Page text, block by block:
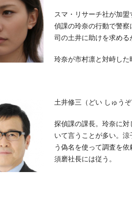
スマ・リサーチ社が加
偵課の玲奈の行動で警
司の土井に助けを求める
玲奈が市村凛と対峙し
土井修三（どい しゅう
探偵課の課長。玲奈に
いて言うことが多い。
う偽名を使って調査を
須磨社長には従う。